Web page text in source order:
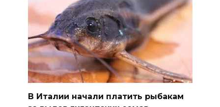
В Италии начали платить рыбакам